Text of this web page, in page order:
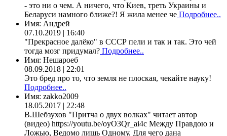
- это ни о чем. А ничего, что Киев, треть Украины и
Беларуси намного ближе?! Я жила менее че Подробнее..
Имя: Андрей
07.10.2019 | 16:40
"Прекрасное далёко" в СССР пели и так и так. Это чей
тогда мозг придумал? Подробнее..
Имя: Нешароеб
08.09.2018 | 22:01
Это бред про то, что земля не плоская, чекайте науку!
Подробнее..
Имя: zakko2009
18.05.2017 | 22:48
В.Шебзухов "Притча о двух волках" читает автор
(видео) https://youtu.be/oyO3Qr_ai4c Между Правдою и
Ложью, Ведомо лишь Одному, Для чего дана